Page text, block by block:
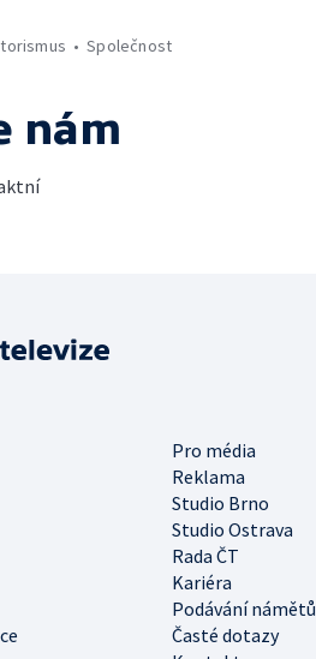
Společnost
nám
Pro média
Reklama
Studio Brno
Studio Ostrava
Rada ČT
Kariéra
Podávání námětů
Časté dotazy